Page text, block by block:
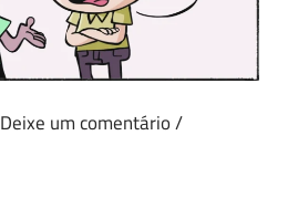
Deixe um comentário/